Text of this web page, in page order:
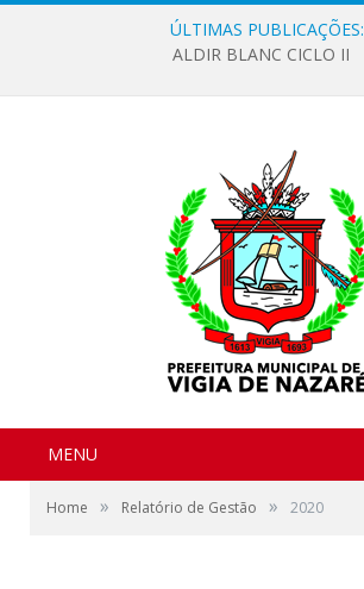
ÚLTIMAS PUBLICAÇÕES:
ALDIR BLANC CICLO II
MENU
Home » Relatório de Gestão » 2020